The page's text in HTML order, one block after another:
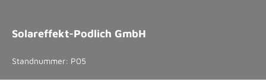
Solareffekt-Podlich GmbH
Standnummer: P05